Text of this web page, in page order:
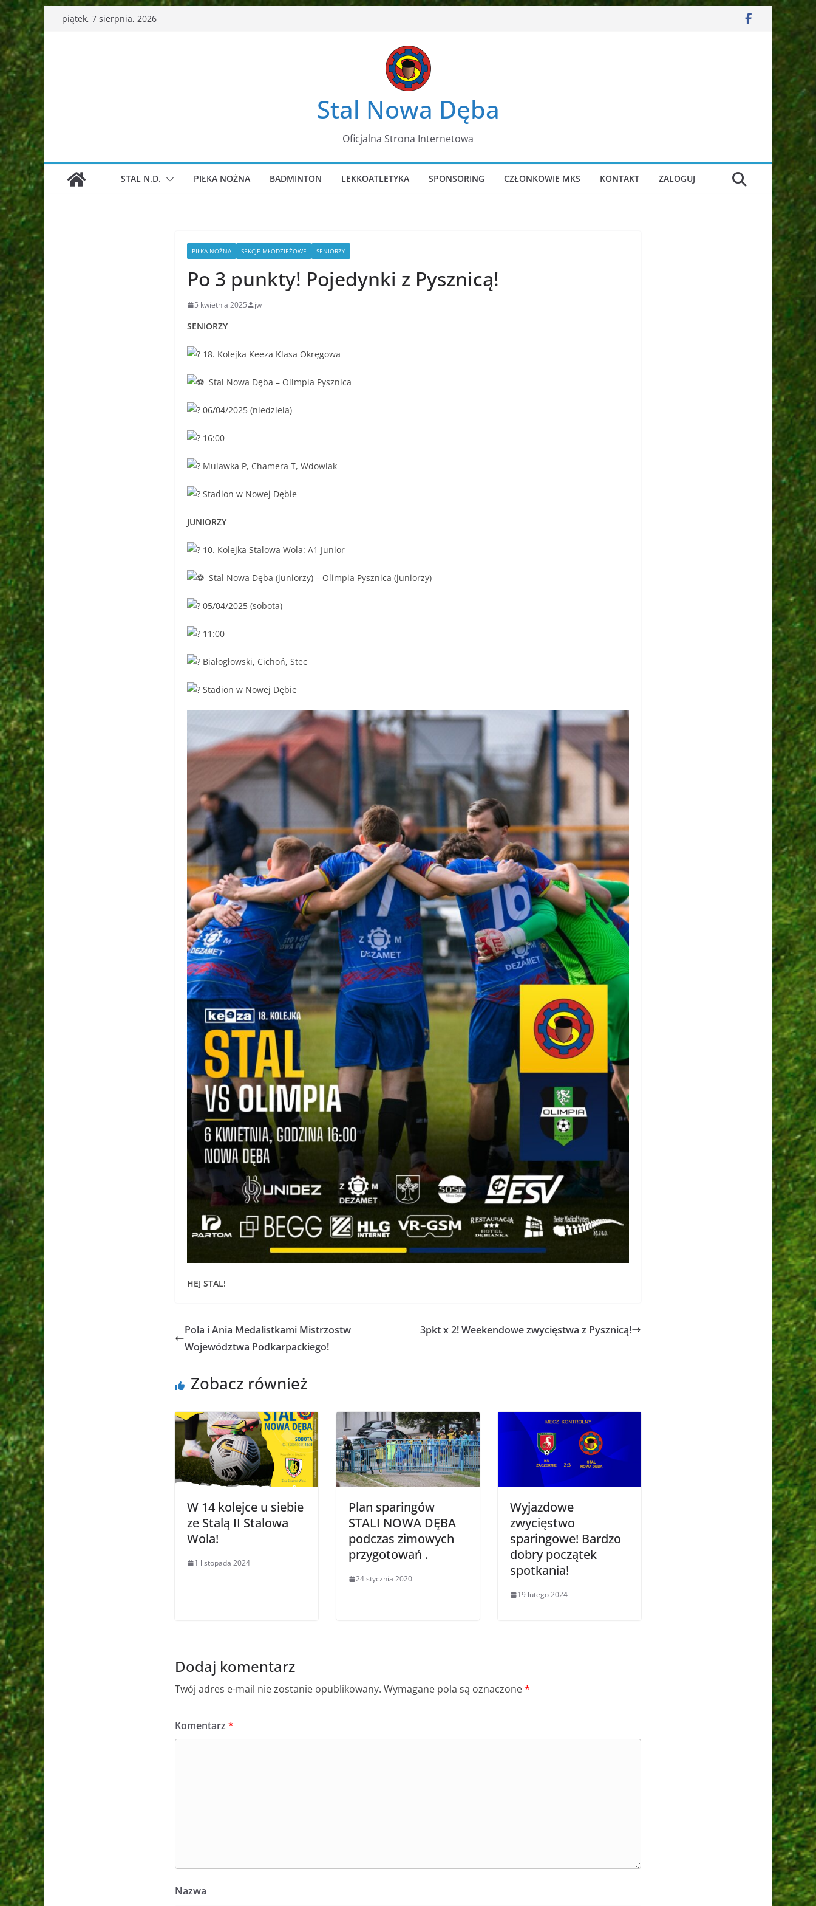
Przejdź
do
piątek, 7 sierpnia, 2026
Stal Nowa Dęba
Oficjalna Strona Internetowa
STAL N.D. PIŁKA NOŻNA BADMINTON LEKKOATLETYKA SPONSORING CZŁONKOWIE MKS KONTAKT ZALOGUJ
PIŁKA NOŻNA SEKCJE MŁODZIEŻOWE SENIORZY
Po 3 punkty! Pojedynki z Pysznicą!
5 kwietnia 2025 jw
SENIORZY
18. Kolejka Keeza Klasa Okręgowa
Stal Nowa Dęba – Olimpia Pysznica
06/04/2025 (niedziela)
16:00
Mulawka P, Chamera T, Wdowiak
Stadion w Nowej Dębie
JUNIORZY
10. Kolejka Stalowa Wola: A1 Junior
Stal Nowa Dęba (juniorzy) – Olimpia Pysznica (juniorzy)
05/04/2025 (sobota)
11:00
Białogłowski, Cichoń, Stec
Stadion w Nowej Dębie
HEJ STAL!
Pola i Ania Medalistkami Mistrzostw
Województwa Podkarpackiego!
3pkt x 2! Weekendowe zwycięstwa z Pysznicą!
Zobacz również
W 14 kolejce u siebie
ze Stalą II Stalowa
Wola!
1 listopada 2024
Plan sparingów
STALI NOWA DĘBA
podczas zimowych
przygotowań .
24 stycznia 2020
Wyjazdowe
zwycięstwo
sparingowe! Bardzo
dobry początek
spotkania!
19 lutego 2024
Dodaj komentarz
Twój adres e-mail nie zostanie opublikowany. Wymagane pola są oznaczone*
Komentarz *
Nazwa